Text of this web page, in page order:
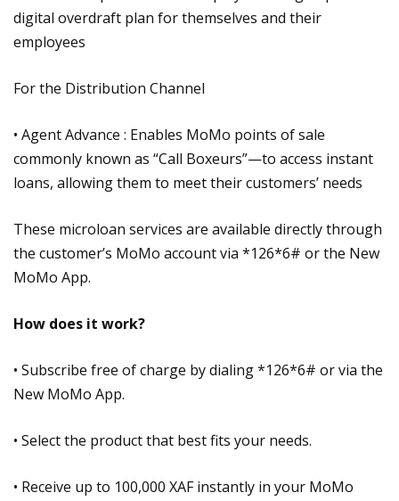
digital overdraft plan for themselves and their
employees
For the Distribution Channel
• Agent Advance : Enables MoMo points of sale
commonly known as “Call Boxeurs”—to access instant
loans, allowing them to meet their customers’ needs
These microloan services are available directly through
the customer’s MoMo account via *126*6# or the New
MoMo App.
How does it work?
• Subscribe free of charge by dialing *126*6# or via the
New MoMo App.
• Select the product that best fits your needs.
• Receive up to 100,000 XAF instantly in your MoMo